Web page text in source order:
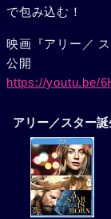
で包み込む！
映画『アリー／
公開
https://youtu.be/
アリー／スター誕